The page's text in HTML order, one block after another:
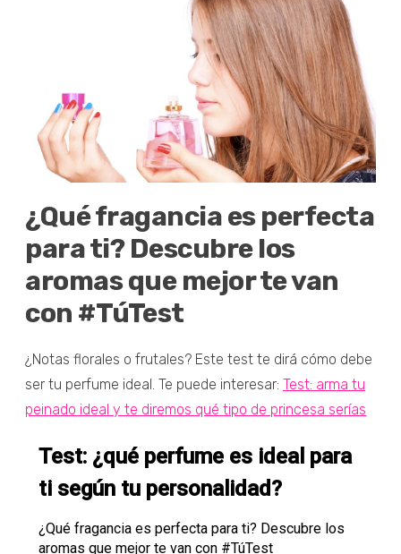
¿Qué fragancia es perfecta
para ti? Descubre los
aromas que mejor te van
con #TúTest
¿Notas florales o frutales? Este test te dirá cómo debe
ser tu perfume ideal. Te puede interesar: Test: arma tu
peinado ideal y te diremos qué tipo de princesa serías